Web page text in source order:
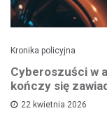
Kronika policyjna
Cyberoszuści w
kończy się
22 kwietnia 2026